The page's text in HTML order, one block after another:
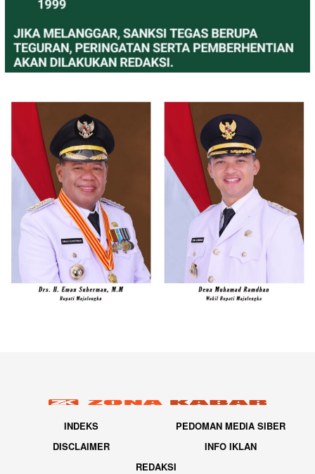
INDEKS
PEDOMAN MEDIA SIBER
DISCLAIMER
INFO IKLAN
REDAKSI